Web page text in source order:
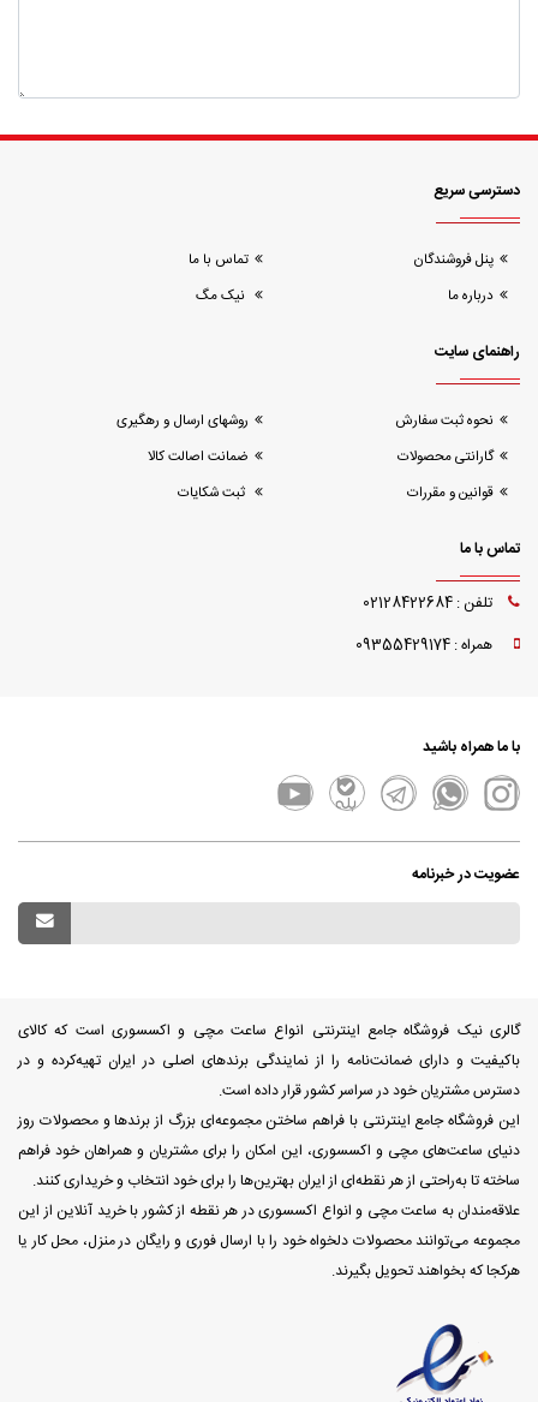
دسترسی سریع
پنل فروشندگان
تماس با ما
درباره ما
نیک مگ
راهنمای سایت
نحوه ثبت سفارش
روشهای ارسال و رهگیری
گارانتی محصولات
ضمانت اصالت کالا
قوانین و مقررات
ثبت شکایات
تماس با ما
تلفن : 02128422684
همراه : 09355429174
با ما همراه باشید
عضویت در خبرنامه
گالری نیک فروشگاه جامع اینترنتی انواع ساعت مچی و اکسسوری است که کالای
باکیفیت و دارای ضمانت‌نامه را از نمایندگی برندهای اصلی در ایران تهیه‌کرده و در
دسترس مشتریان خود در سراسر کشور قرار داده است.
این فروشگاه جامع اینترنتی با فراهم ساختن مجموعه‌ای بزرگ از برندها و محصولات روز
دنیای ساعت‌های مچی و اکسسوری، این امکان را برای مشتریان و همراهان خود فراهم
ساخته تا به‌راحتی از هر نقطه‌ای از ایران بهترین‌ها را برای خود انتخاب و خریداری کنند.
علاقه‌مندان به ساعت مچی و انواع اکسسوری در هر نقطه از کشور با خرید آنلاین از این
مجموعه می‌توانند محصولات دلخواه خود را با ارسال فوری و رایگان در منزل، محل کار یا
هرکجا که بخواهند تحویل بگیرند.